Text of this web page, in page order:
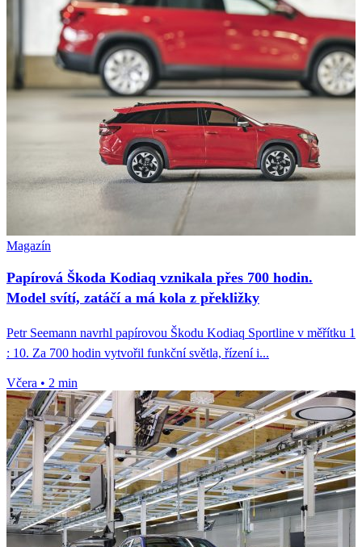
Magazín
Papírová Škoda Kodiaq vznikala přes 700 hodin.
Model svítí, zatáčí a má kola z překližky
Petr Seemann navrhl papírovou Škodu Kodiaq Sportline v měřítku 1
: 10. Za 700 hodin vytvořil funkční světla, řízení i...
Včera • 2 min